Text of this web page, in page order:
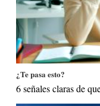
¿Te pasa esto?
6 señales claras de